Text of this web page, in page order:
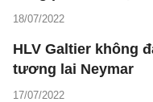
18/07/2022
HLV Galtier không
tương lai Neymar
17/07/2022